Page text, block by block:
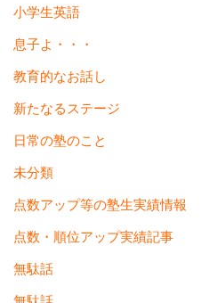
小学生英語
息子よ・・・
教育的なお話し
新たなるステージ
日常の塾のこと
未分類
点数アップ等の塾生実績情報
点数・順位アップ実績記事
無駄話